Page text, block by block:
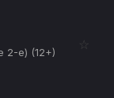
2-е) (12+)
☆